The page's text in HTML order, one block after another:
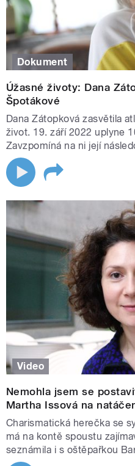
Dokument
Úžasné životy: Dana
Špotákové
Dana Zátopková zasvětila
život. 19. září 2022 uplyne
Zavzpomíná na ni její
Video
Nemohla jsem se
Martha Issová na
Charismatická herečka se
má na kontě spoustu
seznámila i s oštěpařkou